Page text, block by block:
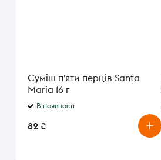
Суміш п'яти перців Santa
Maria 16 г
В наявності
82 ₴